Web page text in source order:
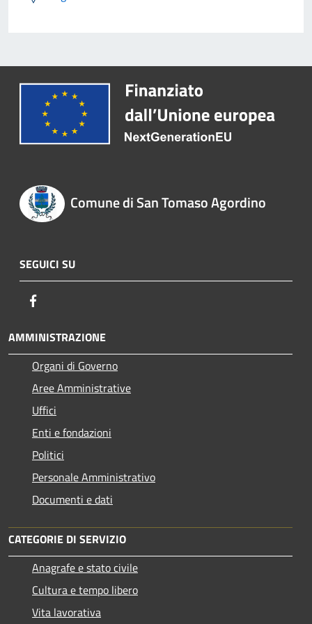
Comune di San Tomaso Agordino
SEGUICI SU
AMMINISTRAZIONE
Organi di Governo
Aree Amministrative
Uffici
Enti e fondazioni
Politici
Personale Amministrativo
Documenti e dati
CATEGORIE DI SERVIZIO
Anagrafe e stato civile
Cultura e tempo libero
Vita lavorativa